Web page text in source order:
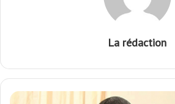
La rédaction